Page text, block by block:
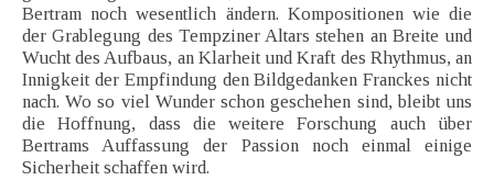
Bertram noch wesentlich ändern. Kompositionen wie die
der Grablegung des Tempziner Altars stehen an Breite und
Wucht des Aufbaus, an Klarheit und Kraft des Rhythmus, an
Innigkeit der Empfindung den Bildgedanken Franckes nicht
nach. Wo so viel Wunder schon geschehen sind, bleibt uns
die Hoffnung, dass die weitere Forschung auch über
Bertrams Auffassung der Passion noch einmal einige
Sicherheit schaffen wird.